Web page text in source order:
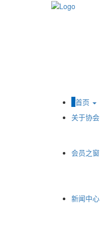
首页
关于协会
会员之窗
新闻中心